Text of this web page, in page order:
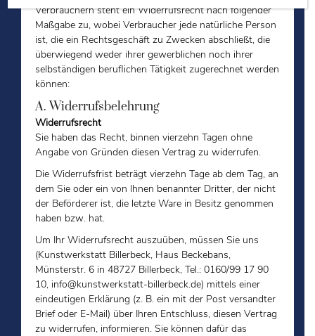
Verbrauchern steht ein Widerrufsrecht nach folgender
Maßgabe zu, wobei Verbraucher jede natürliche Person
ist, die ein Rechtsgeschäft zu Zwecken abschließt, die
überwiegend weder ihrer gewerblichen noch ihrer
selbständigen beruflichen Tätigkeit zugerechnet werden
können:
A. Widerrufsbelehrung
Widerrufsrecht
Sie haben das Recht, binnen vierzehn Tagen ohne
Angabe von Gründen diesen Vertrag zu widerrufen.
Die Widerrufsfrist beträgt vierzehn Tage ab dem Tag, an
dem Sie oder ein von Ihnen benannter Dritter, der nicht
der Beförderer ist, die letzte Ware in Besitz genommen
haben bzw. hat.
Um Ihr Widerrufsrecht auszuüben, müssen Sie uns
(Kunstwerkstatt Billerbeck, Haus Beckebans,
Münsterstr. 6 in 48727 Billerbeck, Tel.: 0160/99 17 90
10, info@kunstwerkstatt-billerbeck.de) mittels einer
eindeutigen Erklärung (z. B. ein mit der Post versandter
Brief oder E-Mail) über Ihren Entschluss, diesen Vertrag
zu widerrufen, informieren. Sie können dafür das